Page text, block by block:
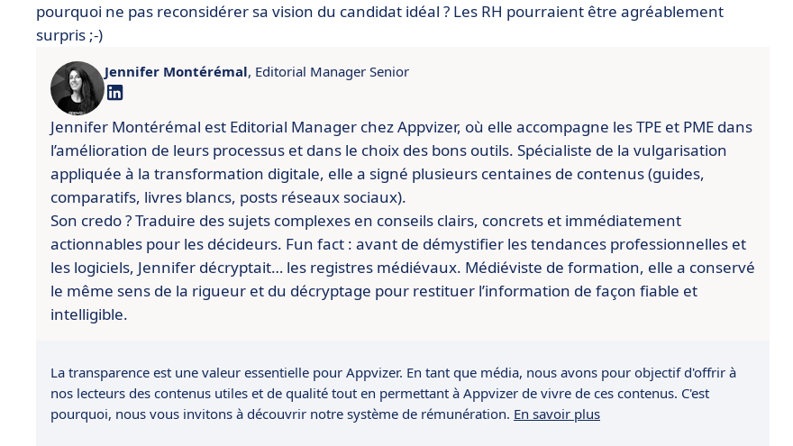
pourquoi ne pas reconsidérer sa vision du candidat idéal ? Les RH pourraient être agréablement
surpris ;-)
Jennifer Montérémal, Editorial Manager Senior
Jennifer Montérémal est Editorial Manager chez Appvizer, où elle accompagne les TPE et PME dans
l’amélioration de leurs processus et dans le choix des bons outils. Spécialiste de la vulgarisation
appliquée à la transformation digitale, elle a signé plusieurs centaines de contenus (guides,
comparatifs, livres blancs, posts réseaux sociaux).
Son credo ? Traduire des sujets complexes en conseils clairs, concrets et immédiatement
actionnables pour les décideurs. Fun fact : avant de démystifier les tendances professionnelles et
les logiciels, Jennifer décryptait… les registres médiévaux. Médiéviste de formation, elle a conservé
le même sens de la rigueur et du décryptage pour restituer l’information de façon fiable et
intelligible.
La transparence est une valeur essentielle pour Appvizer. En tant que média, nous avons pour objectif d'offrir à
nos lecteurs des contenus utiles et de qualité tout en permettant à Appvizer de vivre de ces contenus. C'est
pourquoi, nous vous invitons à découvrir notre système de rémunération. En savoir plus